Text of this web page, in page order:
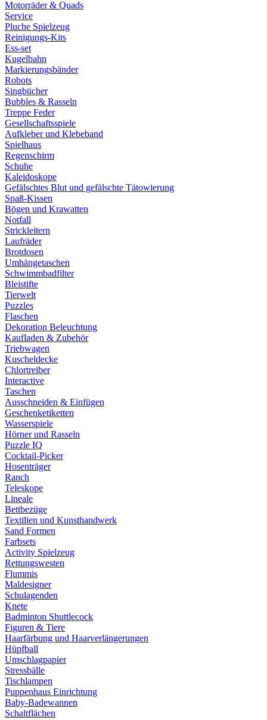
Motorräder & Quads
Service
Pluche Spielzeug
Reinigungs-Kits
Ess-set
Kugelbahn
Markierungsbänder
Robots
Singbücher
Bubbles & Rasseln
Treppe Feder
Gesellschaftsspiele
Aufkleber und Klebeband
Spielhaus
Regenschirm
Schuhe
Kaleidoskope
Gefälschtes Blut und gefälschte Tätowierung
Spaß-Kissen
Bögen und Krawatten
Notfall
Strickleitern
Laufräder
Brotdosen
Umhängetaschen
Schwimmbadfilter
Bleistifte
Tierwelt
Puzzles
Flaschen
Dekoration Beleuchtung
Kaufladen & Zubehör
Triebwagen
Kuscheldecke
Chlortreiber
Interactive
Taschen
Ausschneiden & Einfügen
Geschenketiketten
Wasserspiele
Hörner und Rasseln
Puzzle IQ
Cocktail-Picker
Hosenträger
Ranch
Teleskope
Lineale
Bettbezüge
Textilien und Kunsthandwerk
Sand Formen
Farbsets
Activity Spielzeug
Rettungswesten
Flummis
Maldesigner
Schulagenden
Knete
Badminton Shuttlecock
Figuren & Tiere
Haarfärbung und Haarverlängerungen
Hüpfball
Umschlagpapier
Stressbälle
Tischlampen
Puppenhaus Einrichtung
Baby-Badewannen
Schaltflächen